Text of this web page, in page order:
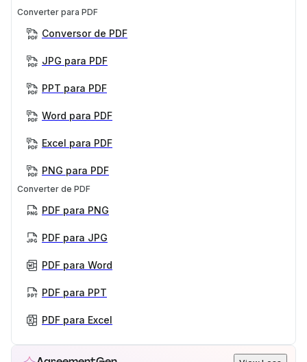
Converter para PDF
Conversor de PDF
JPG para PDF
PPT para PDF
Word para PDF
Excel para PDF
PNG para PDF
Converter de PDF
PDF para PNG
PDF para JPG
PDF para Word
PDF para PPT
PDF para Excel